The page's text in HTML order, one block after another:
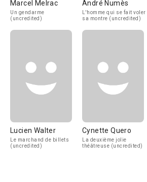
Marcel Melrac
Un gendarme
(uncredited)
André Numès
L'homme qui se fait voler
sa montre (uncredited)
Lucien Walter
Le marchand de billets
(uncredited)
Cynette Quero
La deuxième jolie
théâtreuse (uncredited)